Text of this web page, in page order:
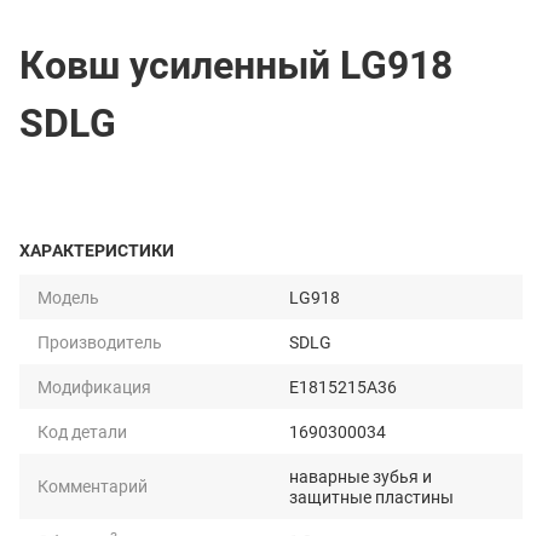
Ковш усиленный LG918
SDLG
ХАРАКТЕРИСТИКИ
Модель
LG918
Производитель
SDLG
Модификация
E1815215A36
Код детали
1690300034
Комментарий
наварные зубья и
защитные пластины